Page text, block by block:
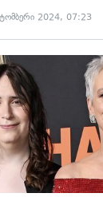
2024, 07:23